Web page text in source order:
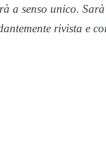
a senso unico.
rivista e